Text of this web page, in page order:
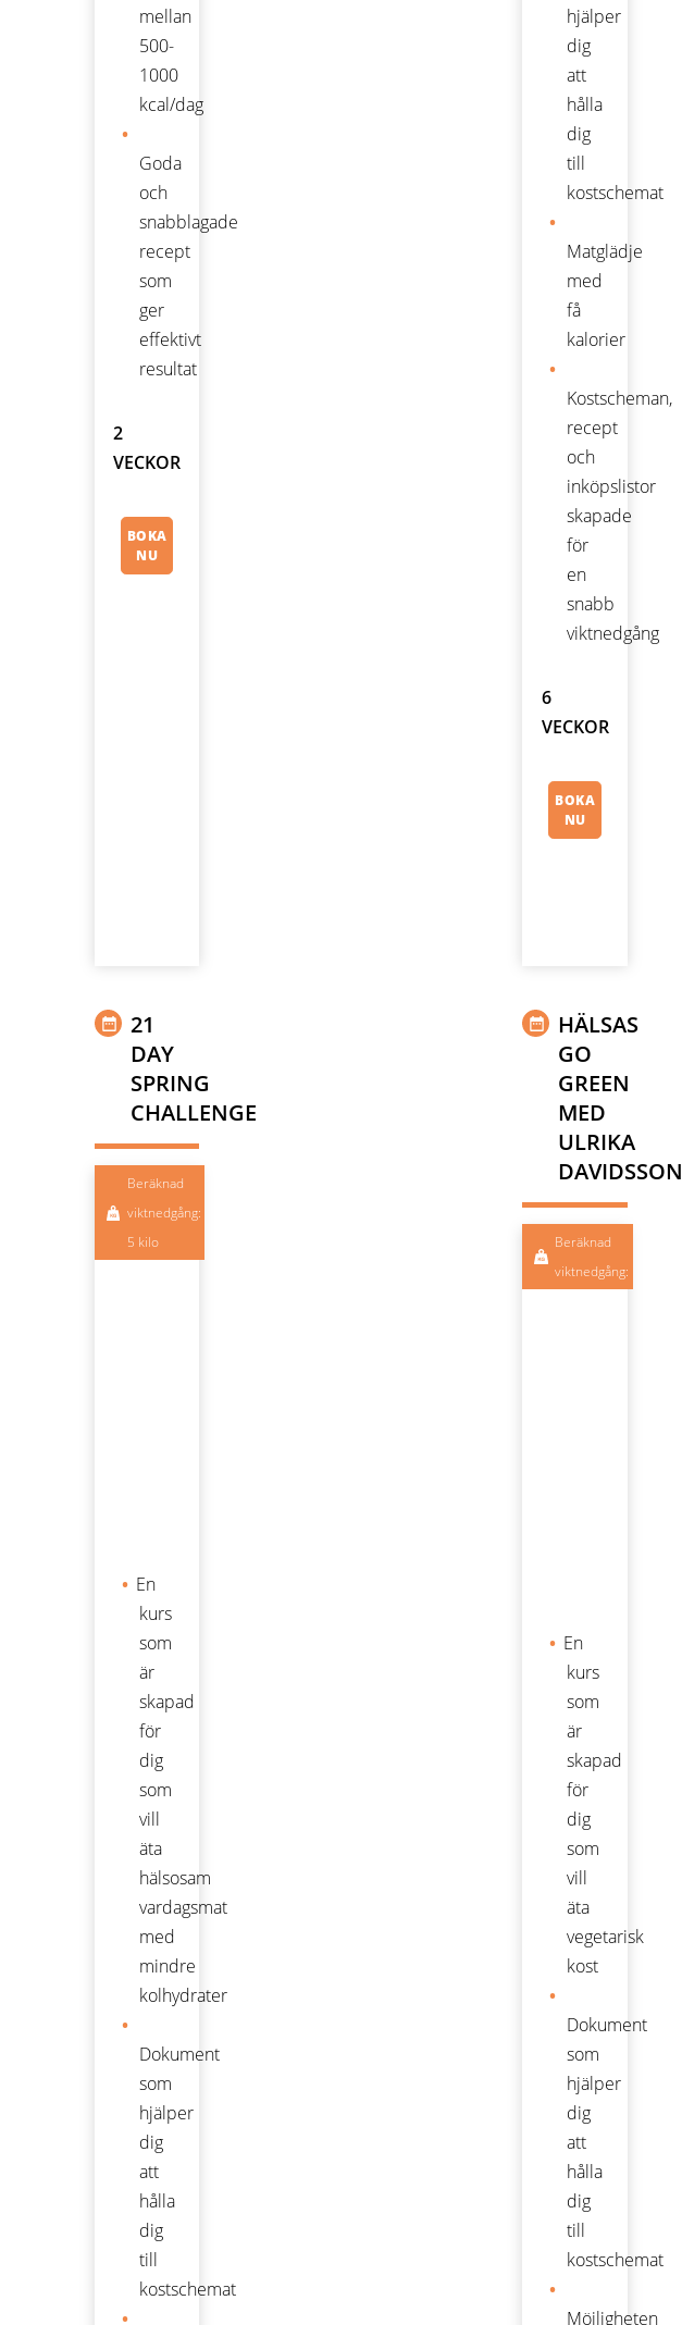
mellan
500-
1000
kcal/dag
Goda
och
snabblagade
recept
som
ger
effektivt
resultat
2
VECKOR
BOKA
NU
hjälper
dig
att
hålla
dig
till
kostschemat
Matglädje
med
få
kalorier
Kostscheman,
recept
och
inköpslistor
skapade
för
en
snabb
viktnedgång
6
VECKOR
BOKA
NU
21
DAY
SPRING
CHALLENGE
Beräknad
viktnedgång:
5 kilo
En
kurs
som
är
skapad
för
dig
som
vill
äta
hälsosam
vardagsmat
med
mindre
kolhydrater
Dokument
som
hjälper
dig
att
hålla
dig
till
kostschemat
HÄLSAS
GO
GREEN
MED
ULRIKA
DAVIDSSON
Beräknad
viktnedgång:
En
kurs
som
är
skapad
för
dig
som
vill
äta
vegetarisk
kost
Dokument
som
hjälper
dig
att
hålla
dig
till
kostschemat
Möjligheten